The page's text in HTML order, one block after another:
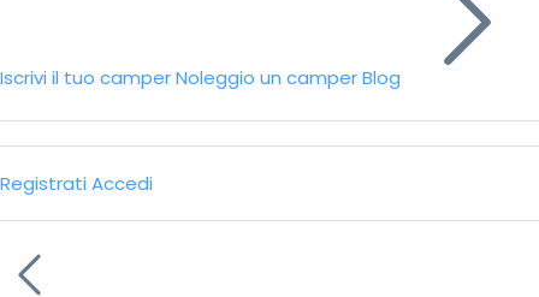
Iscrivi il tuo camperNoleggio un camperBlog
Registrati Accedi